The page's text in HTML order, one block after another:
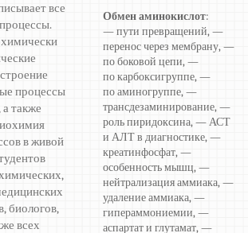
все
процессы
также
в живой
биологов,
всех
Обмен аминокислот:
— пути превращений, —
перенос через мембрану, —
по боковой цепи, —
по карбоксигруппе, —
по аминогруппе, —
трансдезаминирование, —
роль пиридоксина, — АСТ
и АЛТ в диагностике, —
креатинфосфат, —
особенность мышц, —
нейтрализация аммиака, —
удаление аммиака, —
гипераммониемии, —
аспартат и глутамат, —